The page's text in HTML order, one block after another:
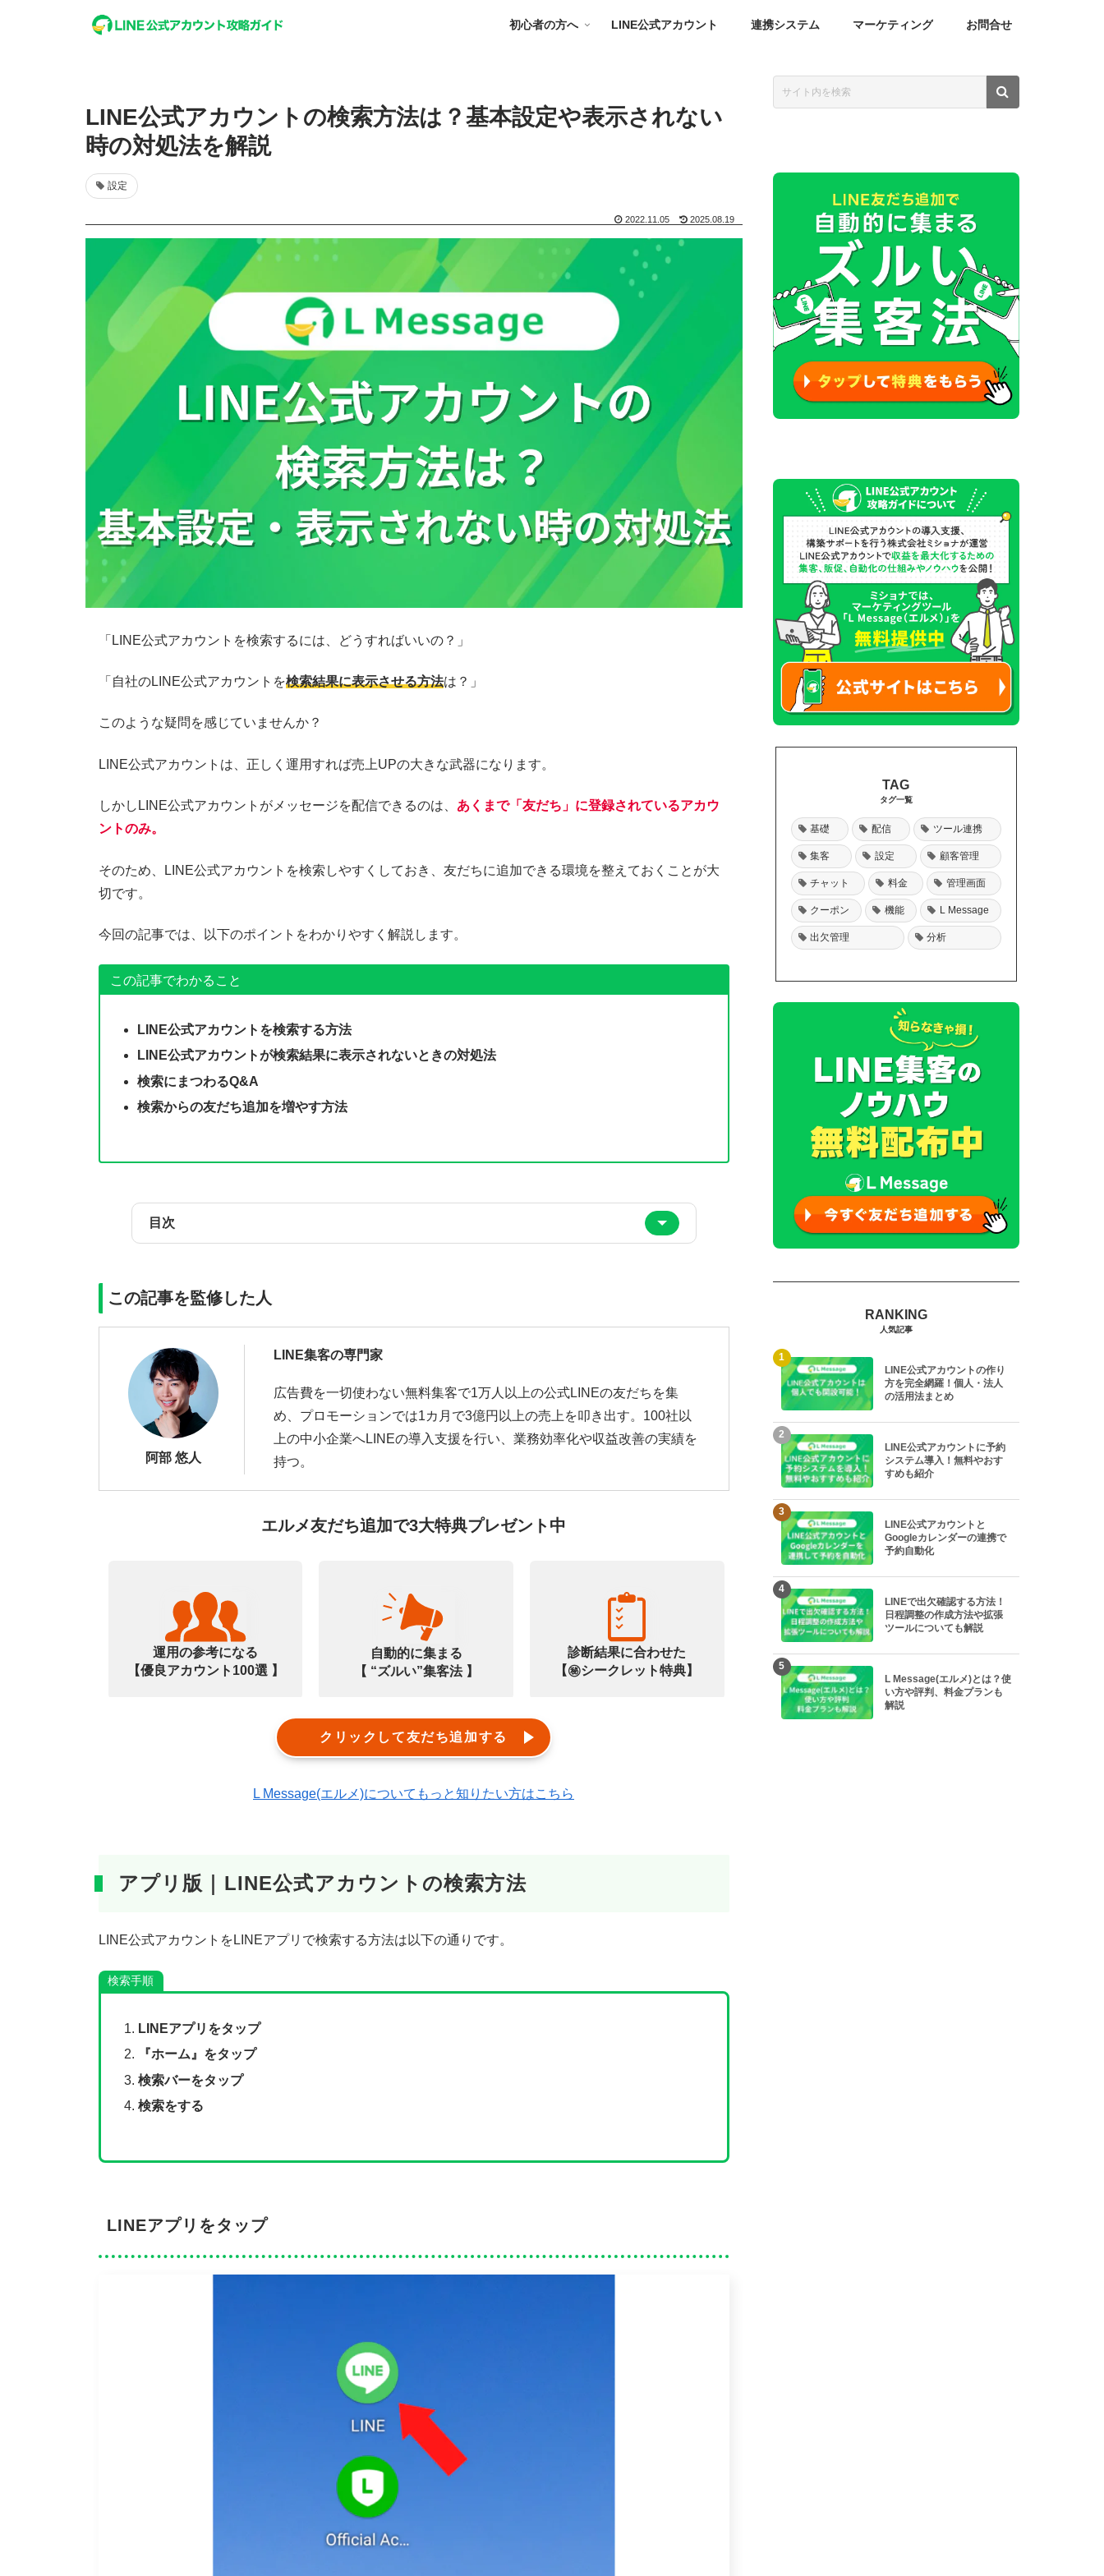
初心者の方へ LINE公式アカウント 連携システム マーケティング お問合せ
LINE公式アカウントの検索方法は？基本設定や表示されない
時の対処法を解説
設定
2022.11.05 2025.08.19
「LINE公式アカウントを検索するには、どうすればいいの？」
「自社のLINE公式アカウントを検索結果に表示させる方法は？」
このような疑問を感じていませんか？
LINE公式アカウントは、正しく運用すれば売上UPの大きな武器になります。
しかしLINE公式アカウントがメッセージを配信できるのは、 あくまで「友だち」に登録されているアカウ
ントのみ。
そのため、LINE公式アカウントを検索しやすくしておき、友だちに追加できる環境を整えておくことが大
切です。
今回の記事では、以下のポイントをわかりやすく解説します。
この記事でわかること
LINE公式アカウントを検索する方法
LINE公式アカウントが検索結果に表示されないときの対処法
検索にまつわるQ&A
検索からの友だち追加を増やす方法
目次
この記事を監修した人
阿部 悠人
LINE集客の専門家
広告費を一切使わない無料集客で1万人以上の公式LINEの友だちを集
め、プロモーションでは1カ月で3億円以上の売上を叩き出す。100社以
上の中小企業へLINEの導入支援を行い、業務効率化や収益改善の実績を
持つ。
エルメ友だち追加で3大特典プレゼント中
運用の参考になる
【優良アカウント100選 】
自動的に集まる
【 “ズルい”集客法 】
診断結果に合わせた
【㊙️シークレット特典】
クリックして友だち追加する
L Message(エルメ)についてもっと知りたい方はこちら
アプリ版｜LINE公式アカウントの検索方法
LINE公式アカウントをLINEアプリで検索する方法は以下の通りです。
検索手順
LINEアプリをタップ
『ホーム』をタップ
検索バーをタップ
検索をする
LINEアプリをタップ
タグ一覧
基礎 配信 ツール連携
集客 設定 顧客管理
チャット 料金 管理画面
クーポン 機能 L Message
出欠管理 分析
人気記事
1
LINE公式アカウントの作り
方を完全網羅！個人・法人
の活用法まとめ
2
LINE公式アカウントに予約
システム導入！無料やおす
すめも紹介
3
LINE公式アカウントと
Googleカレンダーの連携で
予約自動化
4
LINEで出欠確認する方法！
日程調整の作成方法や拡張
ツールについても解説
5
L Message(エルメ)とは？使
い方や評判、料金プランも
解説